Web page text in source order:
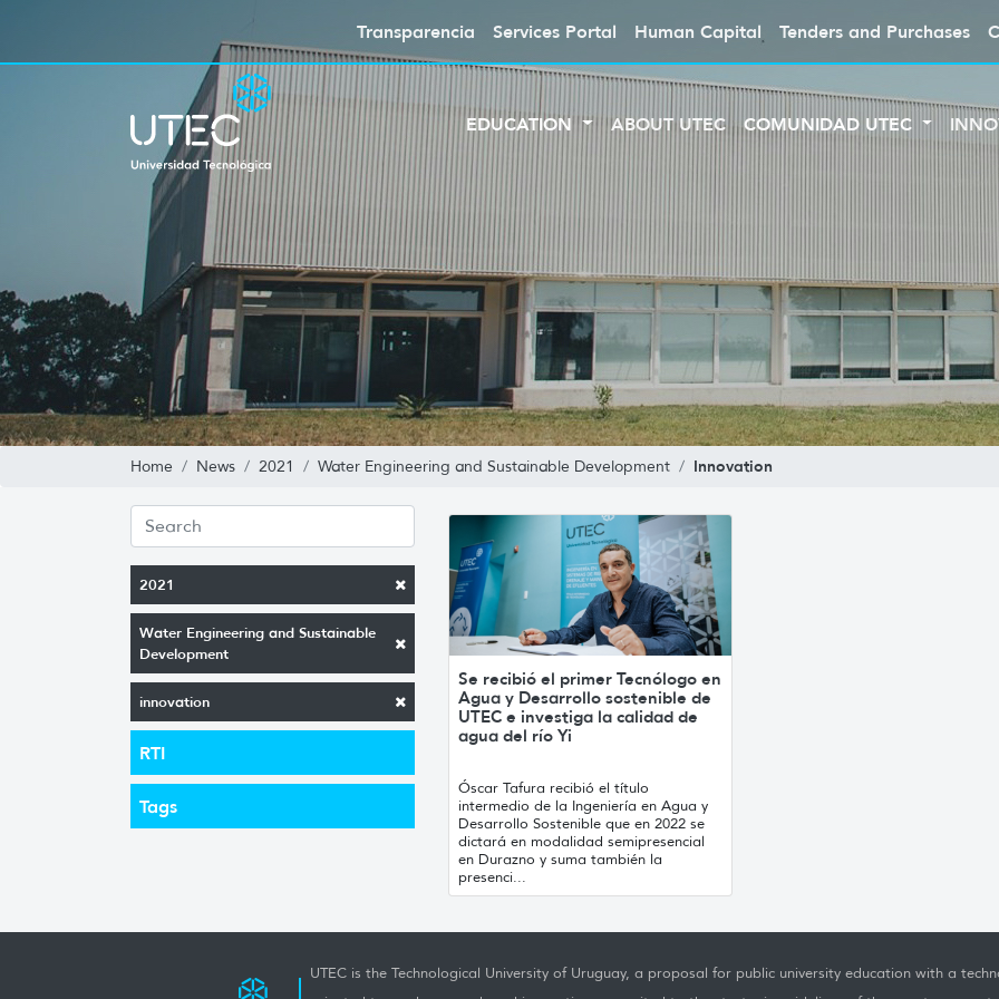
Transparencia Services Portal Human Capital Tenders and Purchases
EDUCATION ABOUT UTEC COMUNIDAD UTEC
Home News 2021 Water Engineering and Sustainable Development Innovation
2021
Water Engineering and Sustainable
Development
innovation
RTI
Tags
Se recibió el primer Tecnólogo en
Agua y Desarrollo sostenible de
UTEC e investiga la calidad de
agua del río Yi
Óscar Tafura recibió el título
intermedio de la Ingeniería en Agua y
Desarrollo Sostenible que en 2022 se
dictará en modalidad semipresencial
en Durazno y suma también la
presenci...
UTEC is the Technological University of Uruguay, a proposal for public university education with a